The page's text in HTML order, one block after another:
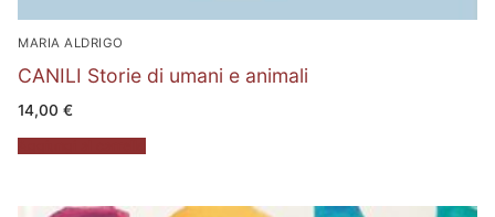
MARIA ALDRIGO
CANILI Storie di umani e animali
14,00 €